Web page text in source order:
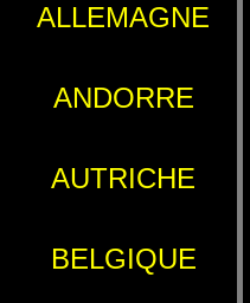
ALLEMAGNE
ANDORRE
AUTRICHE
BELGIQUE